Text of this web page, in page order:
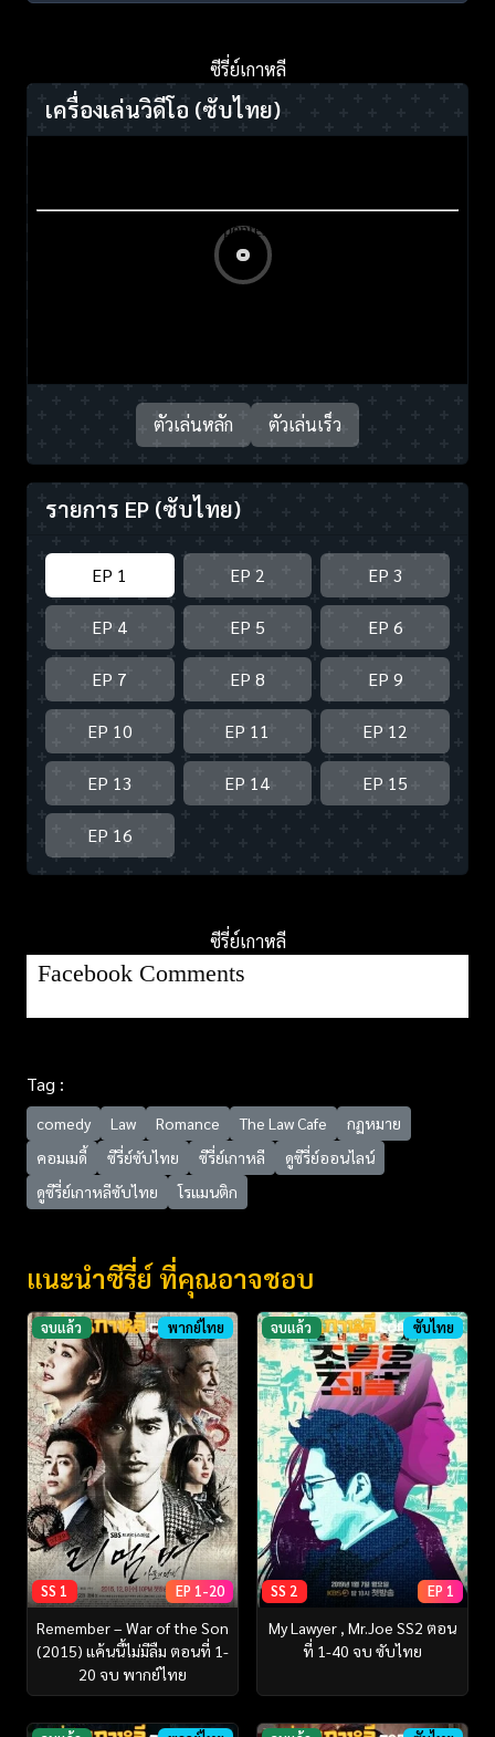
ซีรี่ย์เกาหลี
เครื่องเล่นวิดีโอ (ซับไทย)
ตัวเล่นหลัก ตัวเล่นเร็ว
รายการ EP (ซับไทย)
EP 1 EP 2 EP 3
EP 4 EP 5 EP 6
EP 7 EP 8 EP 9
EP 10 EP 11 EP 12
EP 13 EP 14 EP 15
EP 16
ซีรี่ย์เกาหลี
Facebook Comments
Tag :
comedy Law Romance The Law Cafe
กฏหมาย
คอมเมดี้
ซีรี่ย์ซับไทย ซีรี่ย์เกาหลี
ดูซีรี่ย์ออนไลน์
ดูซีรี่ย์เกาหลีซับไทย
โรแมนติก
แนะนำซีรี่ย์ ที่คุณอาจชอบ
จบแล้ว พากย์ไทย
SS 1 EP 1-20
Remember – War of the Son
(2015) แค้นนี้ไม่มีลืม ตอนที่ 1-
20 จบ พากย์ไทย
จบแล้ว ซับไทย
SS 2 EP 1
My Lawyer , Mr.Joe SS2 ตอน
ที่ 1-40 จบ ซับไทย